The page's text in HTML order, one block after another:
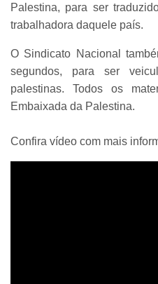
Palestina, para ser
trabalhadora daquele país.
O Sindicato Nacional
segundos, para ser
palestinas. Todos os
Embaixada da Palestina.
Confira vídeo com mais